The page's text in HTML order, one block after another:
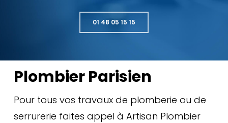
01 48 05 15 15
Plombier Parisien
Pour tous vos travaux de plomberie ou de
serrurerie faites appel à Artisan Plombier